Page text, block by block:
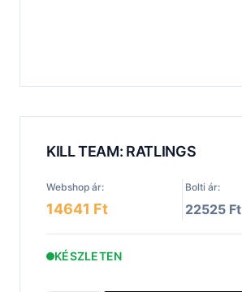
KILL TEAM: RATLINGS
Webshop ár: Bolti ár:
14641 Ft 22525 Ft
KÉSZLETEN